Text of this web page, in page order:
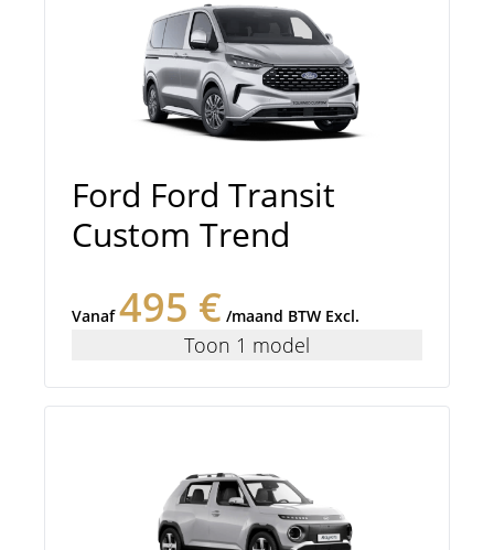
Ford Ford Transit
Custom Trend
Vanaf495 € /maand BTW Excl.
Toon 1 model